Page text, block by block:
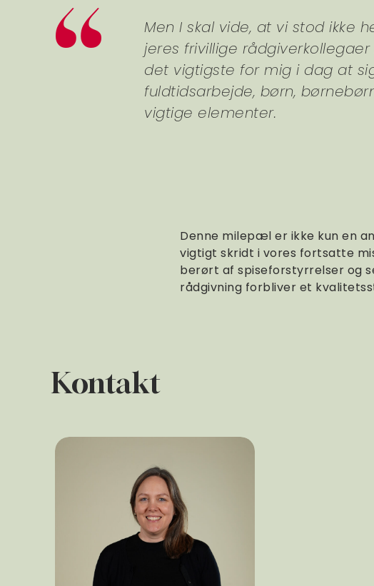
Men I skal vide, at vi stod ikke
jeres frivillige
det vigtigste for mig i dag at
fuldtidsarbejde, børn,
vigtige elementer.
Denne milepæl er ikke kun en
vigtigt skridt i vores fortsatte
berørt af spiseforstyrrelser og
rådgivning forbliver et
Kontakt